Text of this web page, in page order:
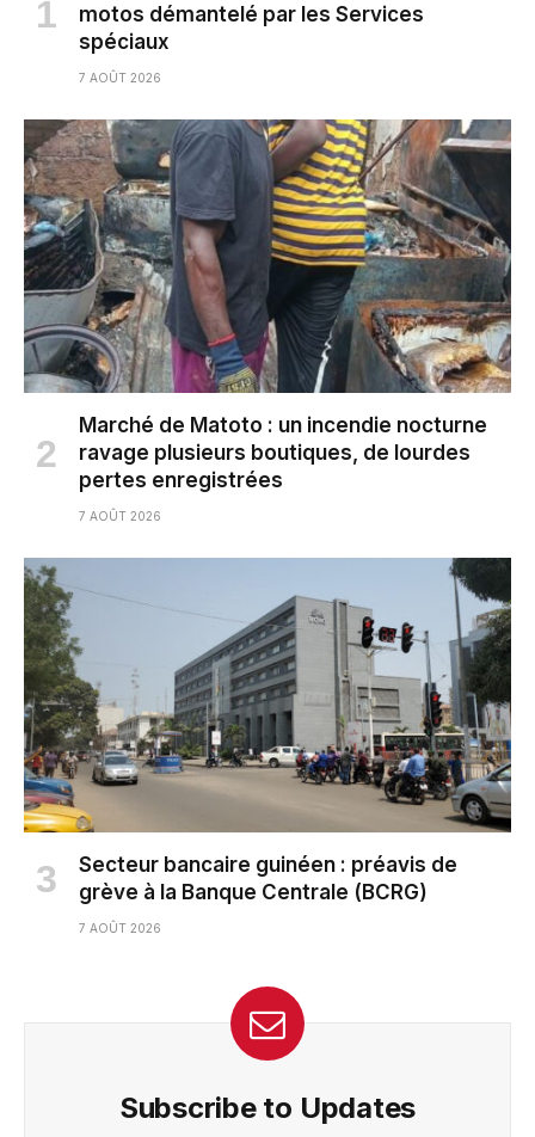
motos démantelé par les Services
spéciaux
7 AOÛT 2026
Marché de Matoto : un incendie nocturne
ravage plusieurs boutiques, de lourdes
pertes enregistrées
7 AOÛT 2026
Secteur bancaire guinéen : préavis de
grève à la Banque Centrale (BCRG)
7 AOÛT 2026
Subscribe to Updates